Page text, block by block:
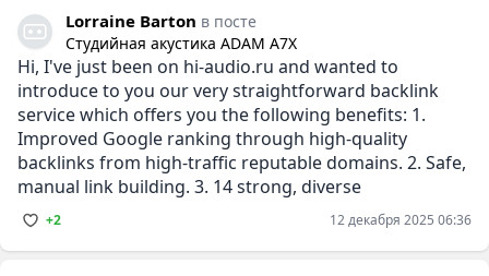
Lorraine Barton в посте
Студийная акустика ADAM A7X
Hi, I've just been on hi-audio.ru and wanted to
introduce to you our very straightforward backlink
service which offers you the following benefits: 1.
Improved Google ranking through high-quality
backlinks from high-traffic reputable domains. 2. Safe,
manual link building. 3. 14 strong, diverse
+2 12 декабря 2025 06:36